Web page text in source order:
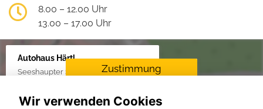
8.00 – 12.00 Uhr
13.00 – 17.00 Uhr
Autohaus Härtl
Seeshaupter Str. 48, 82377 Penzberg
Zustimmung
Für die Aktivierung der
Wir verwenden Cookies